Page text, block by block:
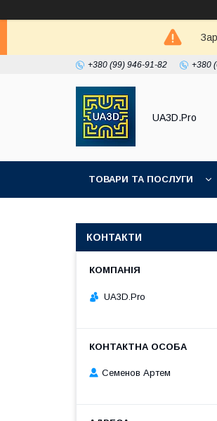
+380 (99) 946-91-82 +380
UA3D.Pro
ТОВАРИ ТА ПОСЛУГИ
КОНТАКТИ
UA3D.Pro
Семенов Артем